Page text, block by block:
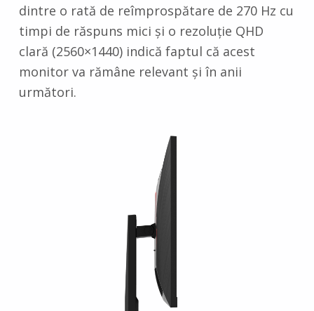
dintre o rată de reîmprospătare de 270 Hz cu
timpi de răspuns mici și o rezoluție QHD
clară (2560×1440) indică faptul că acest
monitor va rămâne relevant și în anii
următori.